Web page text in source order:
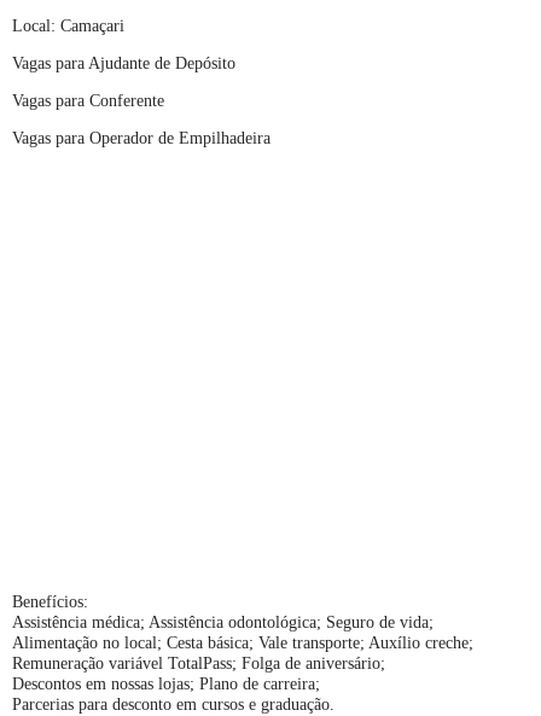
Local: Camaçari
Vagas para Ajudante de Depósito
Vagas para Conferente
Vagas para Operador de Empilhadeira
Benefícios:
Assistência médica; Assistência odontológica; Seguro de vida;
Alimentação no local; Cesta básica; Vale transporte; Auxílio creche;
Remuneração variável TotalPass; Folga de aniversário;
Descontos em nossas lojas; Plano de carreira;
Parcerias para desconto em cursos e graduação.